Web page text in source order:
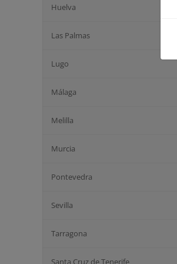
Huelva
Las Palmas
Lugo
Málaga
Melilla
Murcia
Pontevedra
Sevilla
Tarragona
Santa Cruz de Tenerife